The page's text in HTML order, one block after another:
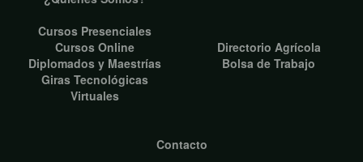
Cursos Presenciales
Cursos Online
Diplomados y Maestrías
Giras Tecnológicas
Virtuales
Directorio Agrícola
Bolsa de Trabajo
Contacto